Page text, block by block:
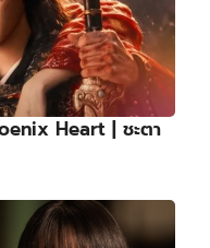
Heart | ชะตา